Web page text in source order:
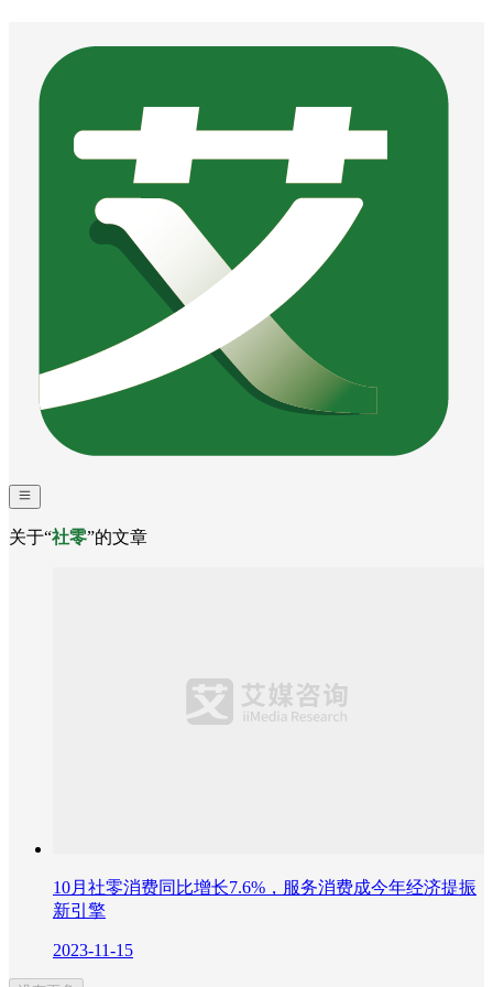
关于“社零”的文章
10月社零消费同比增长7.6%，服务消费成今年经济提振
新引擎
2023-11-15